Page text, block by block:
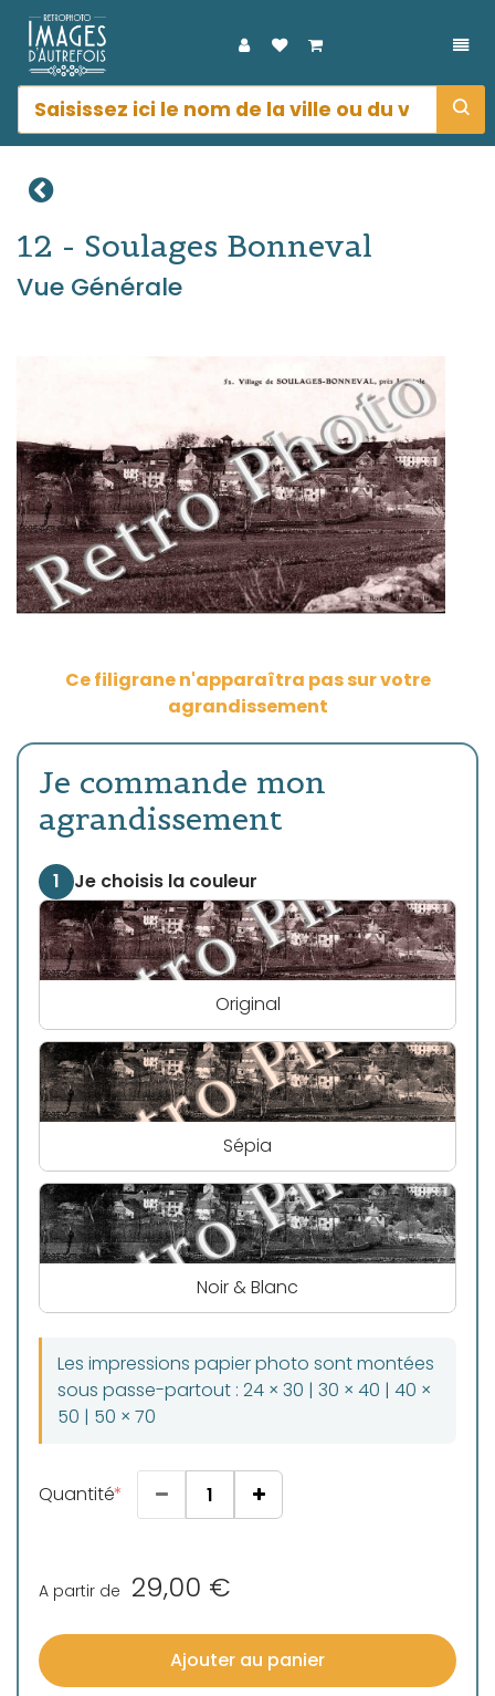
12 - Soulages Bonneval
Vue Générale
Ce filigrane n'apparaîtra pas sur votre
agrandissement
Je commande mon
agrandissement
1 Je choisis la couleur
Original
Sépia
Noir & Blanc
Les impressions papier photo sont montées
sous passe-partout : 24 × 30 | 30 × 40 | 40 ×
50 | 50 × 70
Quantité
A partir de 29,00 €
Ajouter au panier